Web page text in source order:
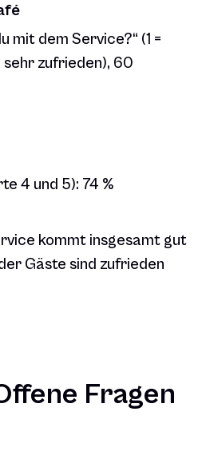
mit dem Service?“ (1 =
sehr zufrieden), 60
4 und 5): 74 %
kommt insgesamt gut
Gäste sind zufrieden
Fragen